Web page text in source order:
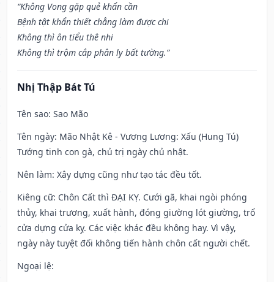
“Không Vong gặp quẻ khẩn cần
Bệnh tật khẩn thiết chẳng làm được chi
Không thì ôn tiểu thê nhi
Không thì trộm cắp phân ly bất tường.”
Nhị Thập Bát Tú
Tên sao: Sao Mão
Tên ngày: Mão Nhật Kê - Vương Lương: Xấu (Hung Tú)
Tướng tinh con gà, chủ trị ngày chủ nhật.
Nên làm: Xây dựng cũng như tạo tác đều tốt.
Kiêng cữ: Chôn Cất thì ĐẠI KỴ. Cưới gã, khai ngòi phóng
thủy, khai trương, xuất hành, đóng giường lót giường, trổ
cửa dựng cửa kỵ. Các việc khác đều không hay. Vì vậy,
ngày này tuyệt đối không tiến hành chôn cất người chết.
Ngoại lệ: